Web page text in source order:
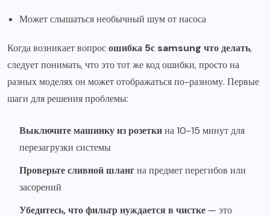
Может слышаться необычный шум от насоса
Когда возникает вопросошибка 5с samsung что делать,
следует понимать, что это тот же код ошибки, просто на
разных моделях он может отображаться по-разному. Первые
шаги для решения проблемы:
Выключите машинку из розеткина 10-15 минут для
перезагрузки системы
Проверьте сливной шлангна предмет перегибов или
засорений
Убедитесь, что фильтр нуждается в чистке — это